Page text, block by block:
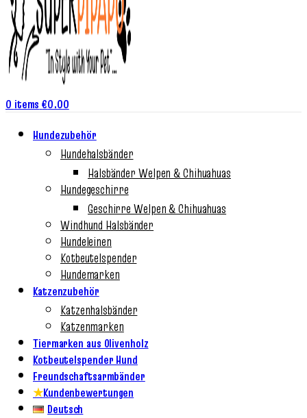
0 items €0.00
Hundezubehör
Hundehalsbänder
Halsbänder Welpen & Chihuahuas
Hundegeschirre
Geschirre Welpen & Chihuahuas
Windhund Halsbänder
Hundeleinen
Kotbeutelspender
Hundemarken
Katzenzubehör
Katzenhalsbänder
Katzenmarken
Tiermarken aus Olivenholz
Kotbeutelspender Hund
Freundschaftsarmbänder
★Kundenbewertungen
Deutsch